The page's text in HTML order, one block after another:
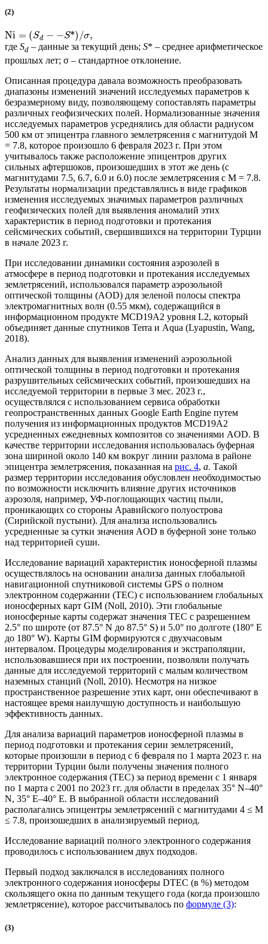
(2)
Ni = (Sd − −S*) /σ,
где Sd – данные за текущий день; S* – среднее арифметическое
прошлых лет; σ – стандартное отклонение.
Описанная процедура давала возможность преобразовать
диапазоны изменений значений исследуемых параметров к
безразмерному виду, позволяющему сопоставлять параметры
различных геофизических полей. Нормализованные значения
исследуемых параметров усреднялись для области радиусом
500 км от эпицентра главного землетрясения с магнитудой М
= 7.8, которое произошло 6 февраля 2023 г. При этом
учитывалось также расположение эпицентров других
сильных афтершоков, произошедших в этот же день (с
магнитудами 7.5, 6.7, 6.0 и 6.0) после землетрясения с М = 7.8.
Результаты нормализации представлялись в виде графиков
изменения исследуемых значимых параметров различных
геофизических полей для выявления аномалий этих
характеристик в период подготовки и протекания
сейсмических событий, свершившихся на территории Турции
в начале 2023 г.
При исследовании динамики состояния аэрозолей в
атмосфере в период подготовки и протекания исследуемых
землетрясений, использовался параметр аэрозольной
оптической толщины (AOD) для зеленой полосы спектра
электромагнитных волн (0.55 мкм), содержащийся в
информационном продукте MCD19A2 уровня L2, который
объединяет данные спутников Terra и Aqua (Lyapustin, Wang,
2018).
Анализ данных для выявления изменений аэрозольной
оптической толщины в период подготовки и протекания
разрушительных сейсмических событий, произошедших на
исследуемой территории в первые 3 мес. 2023 г.,
осуществлялся с использованием сервиса обработки
геопространственных данных Google Earth Engine путем
получения из информационных продуктов MCD19A2
усредненных ежедневных композитов со значениями AOD. В
качестве территории исследования использовалась буферная
зона шириной около 140 км вокруг линии разлома в районе
эпицентра землетрясения, показанная на рис. 4, а. Такой
размер территории исследования обусловлен необходимостью
по возможности исключить влияние других источников
аэрозоля, например, УФ-поглощающих частиц пыли,
проникающих со стороны Аравийского полуострова
(Сирийской пустыни). Для анализа использовались
усредненные за сутки значения AOD в буферной зоне только
над территорией суши.
Исследованиe вариаций характеристик ионосферной плазмы
осуществлялось на основании анализа данных глобальной
навигационной спутниковой системы GPS о полном
электронном содержании (ТЕС) с использованием глобальных
ионосферных карт GIM (Noll, 2010). Эти глобальные
ионосферные карты содержат значения ТЕС с разрешением
2.5° по широте (от 87.5° N до 87.5° S) и 5.0° по долготе (180° E
до 180° W). Карты GIM формируются с двухчасовым
интервалом. Процедуры моделирования и экстраполяции,
использовавшиеся при их построении, позволяли получать
данные для исследуемой территорий с малым количеством
наземных станций (Noll, 2010). Несмотря на низкое
пространственное разрешение этих карт, они обеспечивают в
настоящее время наилучшую доступность и наибольшую
эффективность данных.
Для анализа вариаций параметров ионосферной плазмы в
период подготовки и протекания серии землетрясений,
которые произошли в период с 6 февраля по 1 марта 2023 г. на
территории Турции были получены значения полного
электронное содержания (TEC) за период времени с 1 января
по 1 марта с 2001 по 2023 гг. для области в пределах 35° N–40°
N, 35° E–40° E. В выбранной области исследований
располагались эпицентры землетрясений с магнитудами 4 ≤ М
≤ 7.8, произошедших в анализируемый период.
Исследование вариаций полного электронного содержания
проводилось с использованием двух подходов.
Первый подход заключался в исследованиях полного
электронного содержания ионосферы DTEC (в %) методом
скользящего окна по данным текущего года (когда произошло
землетрясение), которое рассчитывалось по формуле (3):
(3)